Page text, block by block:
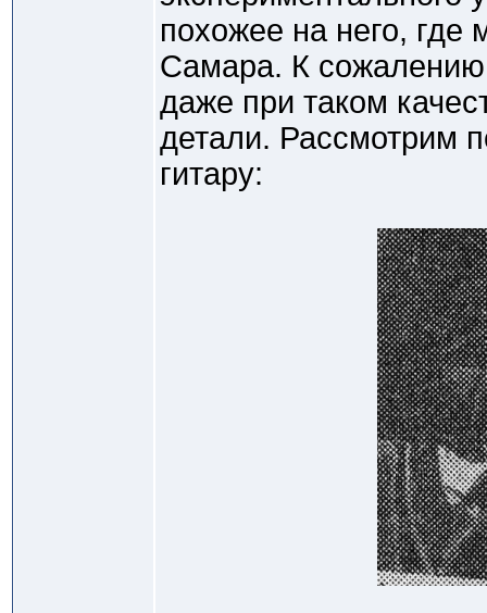
похожее на него, где
Самара. К сожалению
даже при таком
детали. Рассмотрим
гитару: